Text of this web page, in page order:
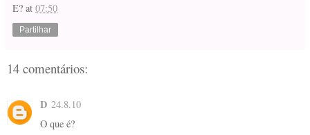
E? at 07:50
Partilhar
14 comentários:
D 24.8.10
O que é?